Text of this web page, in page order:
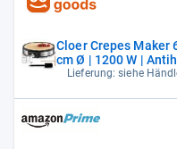
Cloer Crepes Maker
cm Ø | 1200 W |
Lieferung: siehe